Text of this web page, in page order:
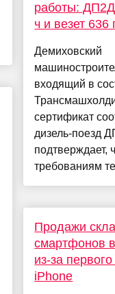
работы:
ч и везет 636
Демиховский
входящий в
сертификат
дизель-поезд
подтверждает,
требованиям
Продажи
смартфонов
из-за
iPhone